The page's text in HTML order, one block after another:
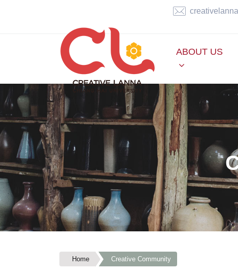
ABOUT US
Home Creative Community